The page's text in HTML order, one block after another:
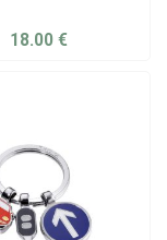
18.00€